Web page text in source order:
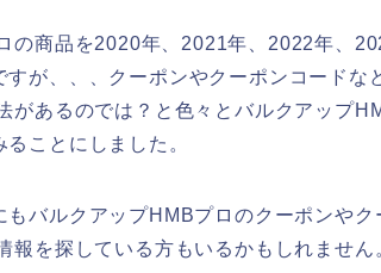
の商品を2020年、2021年、2022年、
が、、、クーポンやクーポンコードな
があるのでは？と色々とバルクアップ
ことにしました。
バルクアップHMBプロのクーポンやク
報を探している方もいるかもしれません